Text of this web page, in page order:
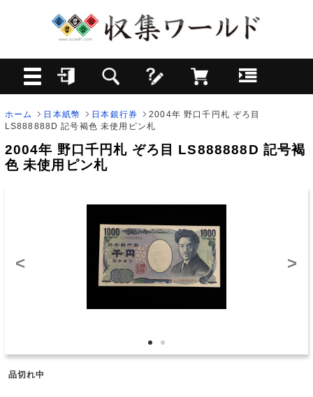
ホーム 日本紙幣 日本銀行券
2004年 野口千円札 ぞろ目
LS888888D 記号褐色 未使用ピン札
2004年 野口千円札 ぞろ目 LS888888D 記号褐
色 未使用ピン札
< >
品切れ中